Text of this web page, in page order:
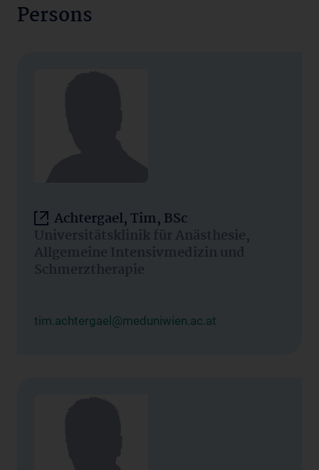
Persons
Achtergael, Tim, BSc
Universitätsklinik für Anästhesie,
Allgemeine Intensivmedizin und
Schmerztherapie
tim.achtergael@meduniwien.ac.at